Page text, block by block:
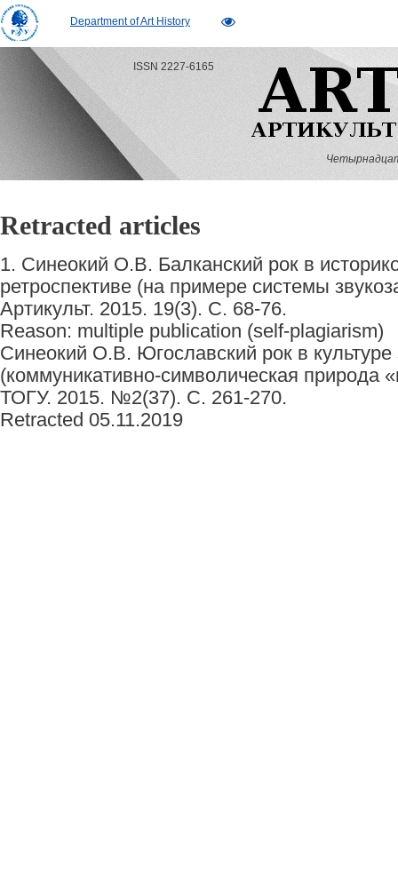
Department of Art History
ISSN 2227-6165
Retracted articles
1. Синеокий О.В. Балканский рок в
ретроспективе (на примере системы
Артикульт. 2015. 19(3). С. 68-76.
Reason: multiple publication (self-plagiarism)
Синеокий О.В. Югославский рок в культуре
(коммуникативно-символическая природа
ТОГУ. 2015. №2(37). С. 261-270.
Retracted 05.11.2019